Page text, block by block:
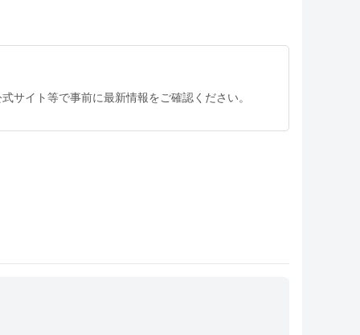
サイト等で事前に最新情報をご確認ください。